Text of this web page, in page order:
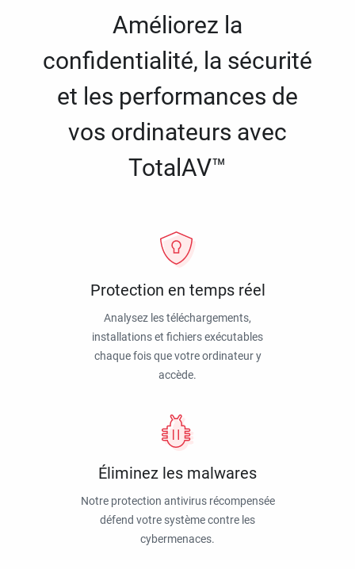
Améliorez la
confidentialité, la sécurité
et les performances de
vos ordinateurs avec
TotalAV™
Protection en temps réel
Analysez les téléchargements,
installations et fichiers exécutables
chaque fois que votre ordinateur y
accède.
Éliminez les malwares
Notre protection antivirus récompensée
défend votre système contre les
cybermenaces.